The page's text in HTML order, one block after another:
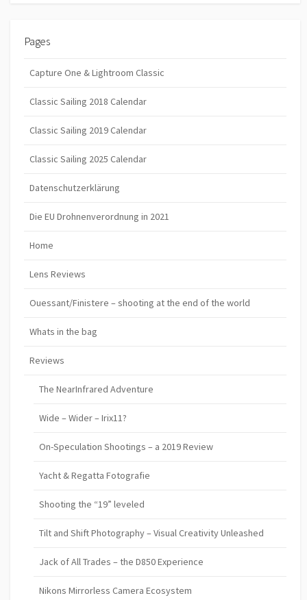
Pages
Capture One & Lightroom Classic
Classic Sailing 2018 Calendar
Classic Sailing 2019 Calendar
Classic Sailing 2025 Calendar
Datenschutzerklärung
Die EU Drohnenverordnung in 2021
Home
Lens Reviews
Ouessant/Finistere – shooting at the end of the world
Whats in the bag
Reviews
The NearInfrared Adventure
Wide – Wider – Irix11?
On-Speculation Shootings – a 2019 Review
Yacht & Regatta Fotografie
Shooting the “19” leveled
Tilt and Shift Photography – Visual Creativity Unleashed
Jack of All Trades – the D850 Experience
Nikons Mirrorless Camera Ecosystem